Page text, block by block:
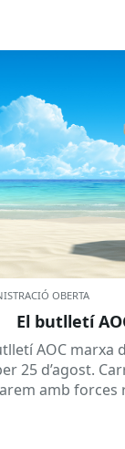
OBERTA
El butlletí
AOC marxa
25 d’agost.
amb forces